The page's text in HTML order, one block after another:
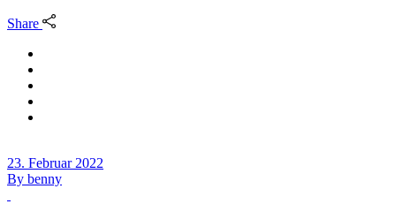
Share
23. Februar 2022
By benny